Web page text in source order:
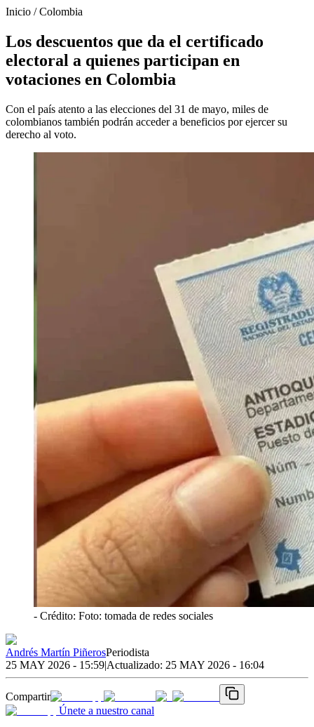
Inicio /Colombia
Los descuentos que da el certificado
electoral a quienes participan en
votaciones en Colombia
Con el país atento a las elecciones del 31 de mayo, miles de
colombianos también podrán acceder a beneficios por ejercer su
derecho al voto.
- Crédito: Foto: tomada de redes sociales
Andrés Martín PiñerosPeriodista
25 MAY 2026 - 15:59|Actualizado: 25 MAY 2026 - 16:04
Compartir
Únete a nuestro canal